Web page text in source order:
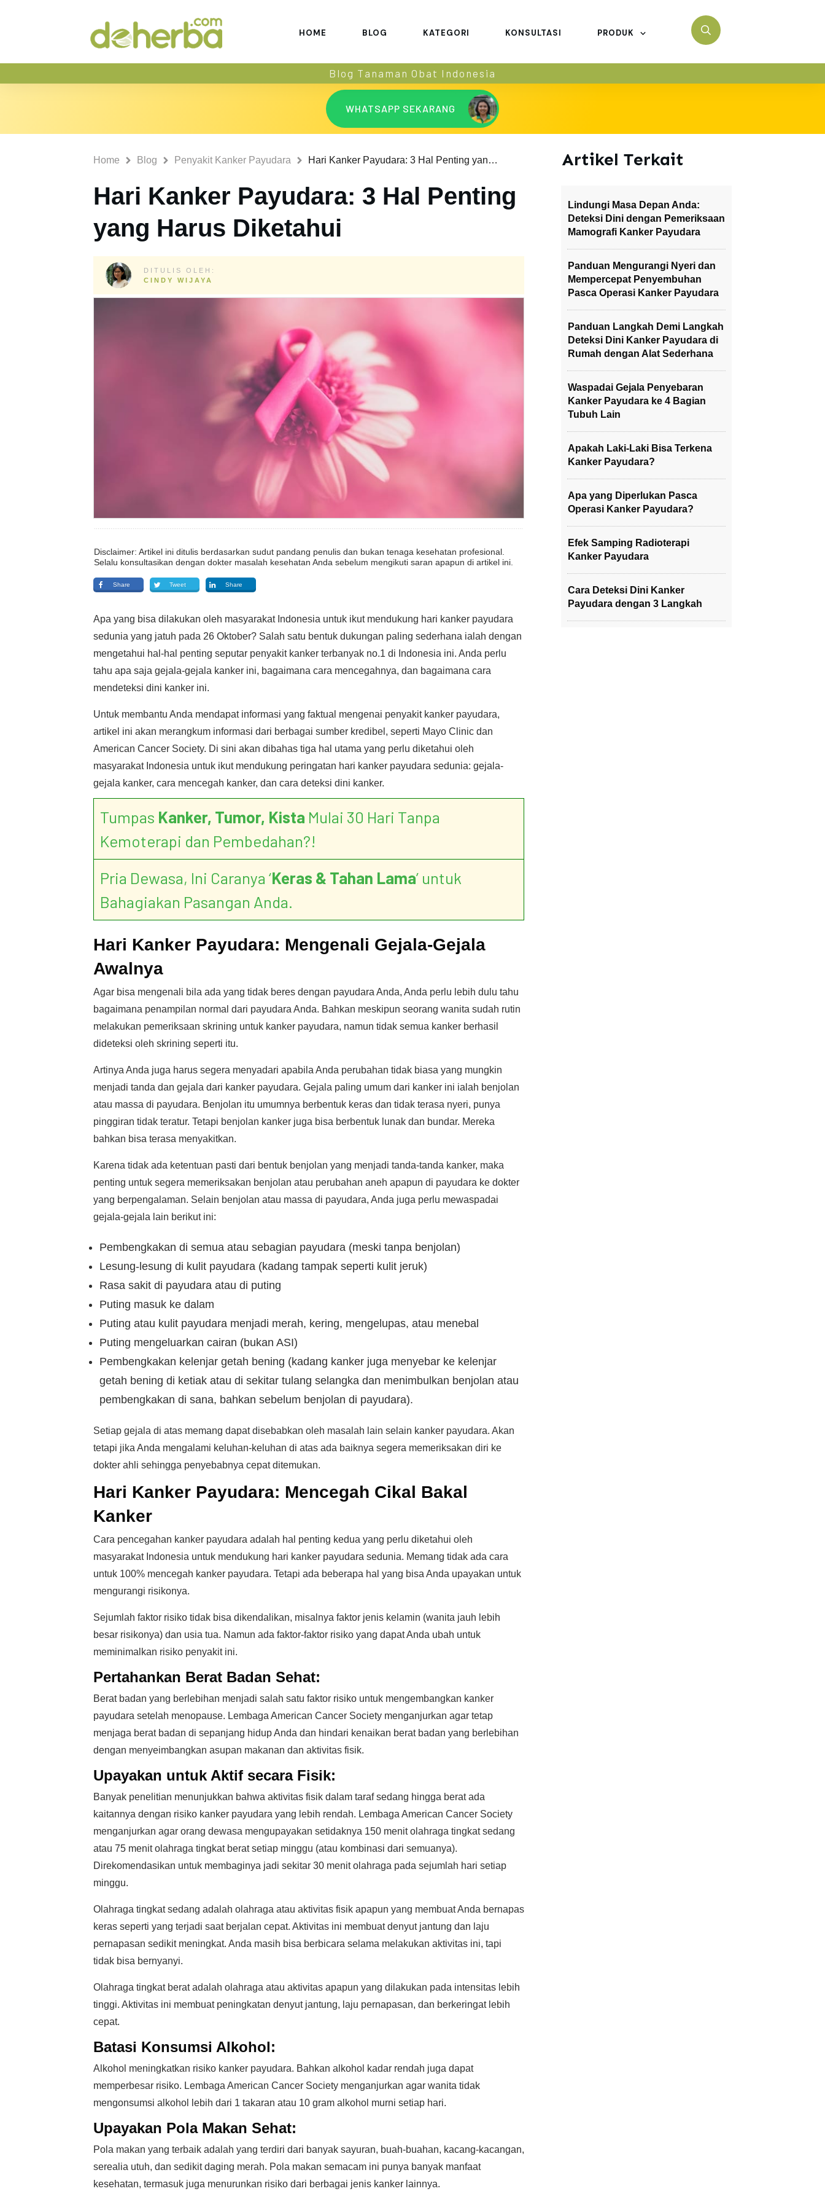
HOME BLOG KATEGORI KONSULTASI PRODUK
Blog Tanaman Obat Indonesia
WHATSAPP SEKARANG
Home Blog Penyakit Kanker Payudara Hari Kanker Payudara: 3 Hal Penting yang Harus Diketahui
Hari Kanker Payudara: 3 Hal Penting
yang Harus Diketahui
DITULIS OLEH:
CINDY WIJAYA
Disclaimer: Artikel ini ditulis berdasarkan sudut pandang penulis dan bukan tenaga kesehatan profesional.
Selalu konsultasikan dengan dokter masalah kesehatan Anda sebelum mengikuti saran apapun di artikel ini.
Share Tweet Share
Apa yang bisa dilakukan oleh masyarakat Indonesia untuk ikut mendukung hari kanker payudara
sedunia yang jatuh pada 26 Oktober? Salah satu bentuk dukungan paling sederhana ialah dengan
mengetahui hal-hal penting seputar penyakit kanker terbanyak no.1 di Indonesia ini. Anda perlu
tahu apa saja gejala-gejala kanker ini, bagaimana cara mencegahnya, dan bagaimana cara
mendeteksi dini kanker ini.
Untuk membantu Anda mendapat informasi yang faktual mengenai penyakit kanker payudara,
artikel ini akan merangkum informasi dari berbagai sumber kredibel, seperti Mayo Clinic dan
American Cancer Society. Di sini akan dibahas tiga hal utama yang perlu diketahui oleh
masyarakat Indonesia untuk ikut mendukung peringatan hari kanker payudara sedunia: gejala-
gejala kanker, cara mencegah kanker, dan cara deteksi dini kanker.
Tumpas Kanker, Tumor, Kista Mulai 30 Hari Tanpa
Kemoterapi dan Pembedahan?!
Pria Dewasa, Ini Caranya ‘Keras & Tahan Lama’ untuk
Bahagiakan Pasangan Anda.
Hari Kanker Payudara: Mengenali Gejala-Gejala
Awalnya
Agar bisa mengenali bila ada yang tidak beres dengan payudara Anda, Anda perlu lebih dulu tahu
bagaimana penampilan normal dari payudara Anda. Bahkan meskipun seorang wanita sudah rutin
melakukan pemeriksaan skrining untuk kanker payudara, namun tidak semua kanker berhasil
dideteksi oleh skrining seperti itu.
Artinya Anda juga harus segera menyadari apabila Anda perubahan tidak biasa yang mungkin
menjadi tanda dan gejala dari kanker payudara. Gejala paling umum dari kanker ini ialah benjolan
atau massa di payudara. Benjolan itu umumnya berbentuk keras dan tidak terasa nyeri, punya
pinggiran tidak teratur. Tetapi benjolan kanker juga bisa berbentuk lunak dan bundar. Mereka
bahkan bisa terasa menyakitkan.
Karena tidak ada ketentuan pasti dari bentuk benjolan yang menjadi tanda-tanda kanker, maka
penting untuk segera memeriksakan benjolan atau perubahan aneh apapun di payudara ke dokter
yang berpengalaman. Selain benjolan atau massa di payudara, Anda juga perlu mewaspadai
gejala-gejala lain berikut ini:
Pembengkakan di semua atau sebagian payudara (meski tanpa benjolan)
Lesung-lesung di kulit payudara (kadang tampak seperti kulit jeruk)
Rasa sakit di payudara atau di puting
Puting masuk ke dalam
Puting atau kulit payudara menjadi merah, kering, mengelupas, atau menebal
Puting mengeluarkan cairan (bukan ASI)
Pembengkakan kelenjar getah bening (kadang kanker juga menyebar ke kelenjar
getah bening di ketiak atau di sekitar tulang selangka dan menimbulkan benjolan atau
pembengkakan di sana, bahkan sebelum benjolan di payudara).
Setiap gejala di atas memang dapat disebabkan oleh masalah lain selain kanker payudara. Akan
tetapi jika Anda mengalami keluhan-keluhan di atas ada baiknya segera memeriksakan diri ke
dokter ahli sehingga penyebabnya cepat ditemukan.
Hari Kanker Payudara: Mencegah Cikal Bakal
Kanker
Cara pencegahan kanker payudara adalah hal penting kedua yang perlu diketahui oleh
masyarakat Indonesia untuk mendukung hari kanker payudara sedunia. Memang tidak ada cara
untuk 100% mencegah kanker payudara. Tetapi ada beberapa hal yang bisa Anda upayakan untuk
mengurangi risikonya.
Sejumlah faktor risiko tidak bisa dikendalikan, misalnya faktor jenis kelamin (wanita jauh lebih
besar risikonya) dan usia tua. Namun ada faktor-faktor risiko yang dapat Anda ubah untuk
meminimalkan risiko penyakit ini.
Pertahankan Berat Badan Sehat:
Berat badan yang berlebihan menjadi salah satu faktor risiko untuk mengembangkan kanker
payudara setelah menopause. Lembaga American Cancer Society menganjurkan agar tetap
menjaga berat badan di sepanjang hidup Anda dan hindari kenaikan berat badan yang berlebihan
dengan menyeimbangkan asupan makanan dan aktivitas fisik.
Upayakan untuk Aktif secara Fisik:
Banyak penelitian menunjukkan bahwa aktivitas fisik dalam taraf sedang hingga berat ada
kaitannya dengan risiko kanker payudara yang lebih rendah. Lembaga American Cancer Society
menganjurkan agar orang dewasa mengupayakan setidaknya 150 menit olahraga tingkat sedang
atau 75 menit olahraga tingkat berat setiap minggu (atau kombinasi dari semuanya).
Direkomendasikan untuk membaginya jadi sekitar 30 menit olahraga pada sejumlah hari setiap
minggu.
Olahraga tingkat sedang adalah olahraga atau aktivitas fisik apapun yang membuat Anda bernapas
keras seperti yang terjadi saat berjalan cepat. Aktivitas ini membuat denyut jantung dan laju
pernapasan sedikit meningkat. Anda masih bisa berbicara selama melakukan aktivitas ini, tapi
tidak bisa bernyanyi.
Olahraga tingkat berat adalah olahraga atau aktivitas apapun yang dilakukan pada intensitas lebih
tinggi. Aktivitas ini membuat peningkatan denyut jantung, laju pernapasan, dan berkeringat lebih
cepat.
Batasi Konsumsi Alkohol:
Alkohol meningkatkan risiko kanker payudara. Bahkan alkohol kadar rendah juga dapat
memperbesar risiko. Lembaga American Cancer Society menganjurkan agar wanita tidak
mengonsumsi alkohol lebih dari 1 takaran atau 10 gram alkohol murni setiap hari.
Upayakan Pola Makan Sehat:
Pola makan yang terbaik adalah yang terdiri dari banyak sayuran, buah-buahan, kacang-kacangan,
serealia utuh, dan sedikit daging merah. Pola makan semacam ini punya banyak manfaat
kesehatan, termasuk juga menurunkan risiko dari berbagai jenis kanker lainnya.
Artikel Terkait
Lindungi Masa Depan Anda:
Deteksi Dini dengan Pemeriksaan
Mamografi Kanker Payudara
Panduan Mengurangi Nyeri dan
Mempercepat Penyembuhan
Pasca Operasi Kanker Payudara
Panduan Langkah Demi Langkah
Deteksi Dini Kanker Payudara di
Rumah dengan Alat Sederhana
Waspadai Gejala Penyebaran
Kanker Payudara ke 4 Bagian
Tubuh Lain
Apakah Laki-Laki Bisa Terkena
Kanker Payudara?
Apa yang Diperlukan Pasca
Operasi Kanker Payudara?
Efek Samping Radioterapi
Kanker Payudara
Cara Deteksi Dini Kanker
Payudara dengan 3 Langkah